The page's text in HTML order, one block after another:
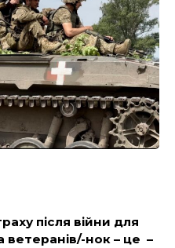
після війни для
ветеранів/-нок – це –